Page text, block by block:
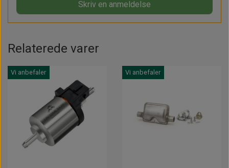
Skriv en anmeldelse
Relaterede varer
Vi anbefaler Vi anbefaler